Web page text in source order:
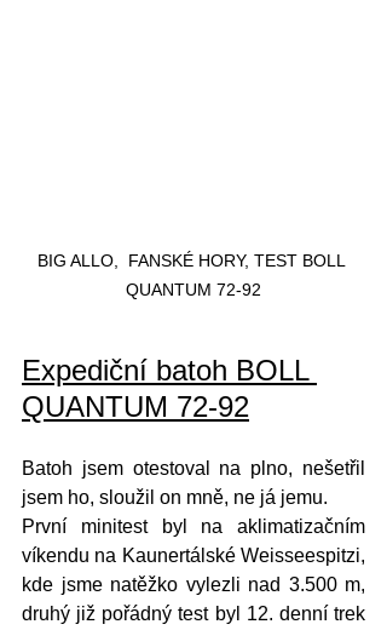
BIG ALLO,  FANSKÉ HORY, TEST BOLL
QUANTUM 72-92
Expediční batoh BOLL
QUANTUM 72-92
Batoh jsem otestoval na plno, nešetřil
jsem ho, sloužil on mně, ne já jemu.
První minitest byl na aklimatizačním
víkendu na Kaunertálské Weisseespitzi,
kde jsme natěžko vylezli nad 3.500 m,
druhý již pořádný test byl 12. denní trek